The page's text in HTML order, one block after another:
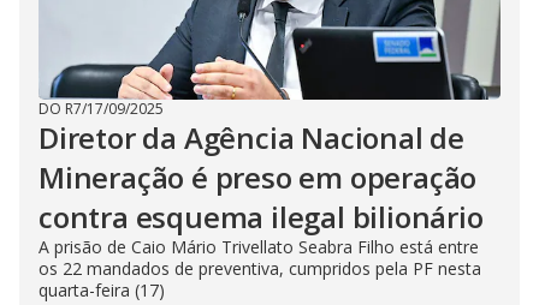
DO R7/17/09/2025
Diretor da Agência Nacional de
Mineração é preso em operação
contra esquema ilegal bilionário
A prisão de Caio Mário Trivellato Seabra Filho está entre
os 22 mandados de preventiva, cumpridos pela PF nesta
quarta-feira (17)